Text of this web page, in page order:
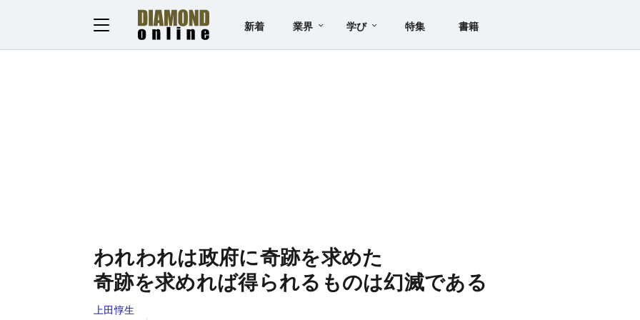
新着 業界 学び 特集 書籍
われわれは政府に奇跡を求めた
奇跡を求めれば得られるものは幻滅である
上田惇生